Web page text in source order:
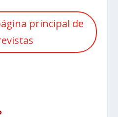
principal de